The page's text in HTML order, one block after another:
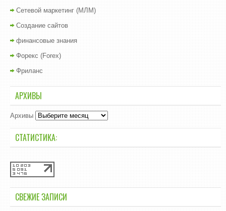
Сетевой маркетинг (МЛМ)
Создание сайтов
финансовые знания
Форекс (Forex)
Фриланс
АРХИВЫ
Архивы
СТАТИСТИКА:
СВЕЖИЕ ЗАПИСИ